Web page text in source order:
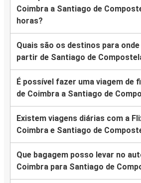
Coimbra a Santiago de
horas?
Quais são os destinos para
partir de Santiago de
É possível fazer uma viagem de
de Coimbra a Santiago de
Existem viagens diárias com a
Coimbra e Santiago de
Que bagagem posso levar no
Coimbra para Santiago de